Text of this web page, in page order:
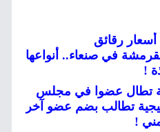
رقائق
في صنعاء.. أنواعها
!
تطال عضوا في مجلس
تطالب بضم عضو آخر
!